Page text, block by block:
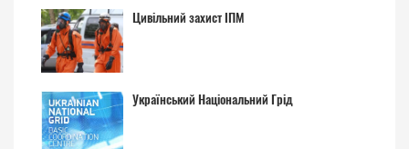
Цивільний захист ІПМ
Український Національний Грід